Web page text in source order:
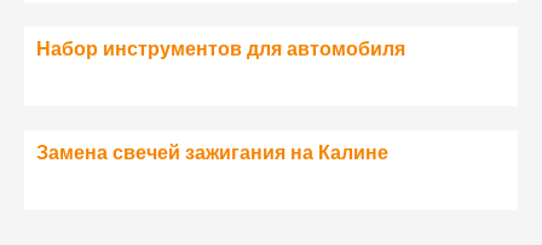
Набор инструментов для автомобиля
Замена свечей зажигания на Калине